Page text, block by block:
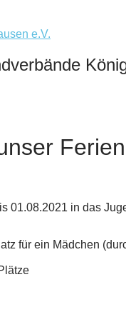
01.08.2021 in das
für ein Mädchen